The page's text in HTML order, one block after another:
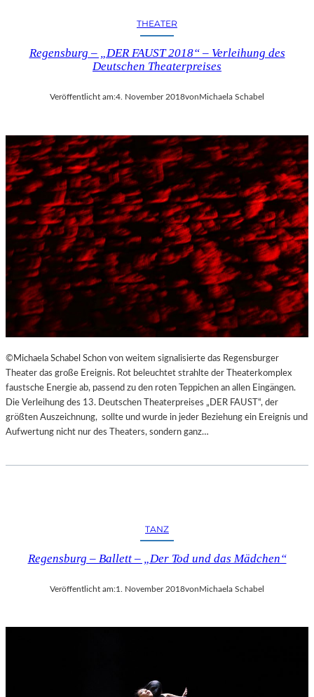
THEATER
Regensburg – „DER FAUST 2018“ – Verleihung des
Deutschen Theaterpreises
Veröffentlicht am:4. November 2018von Michaela Schabel
©Michaela Schabel Schon von weitem signalisierte das Regensburger
Theater das große Ereignis. Rot beleuchtet strahlte der Theaterkomplex
faustsche Energie ab, passend zu den roten Teppichen an allen Eingängen.
Die Verleihung des 13. Deutschen Theaterpreises „DER FAUST“, der
größten Auszeichnung, sollte und wurde in jeder Beziehung ein Ereignis und
Aufwertung nicht nur des Theaters, sondern ganz…
TANZ
Regensburg – Ballett – „Der Tod und das Mädchen“
Veröffentlicht am:1. November 2018vonMichaela Schabel